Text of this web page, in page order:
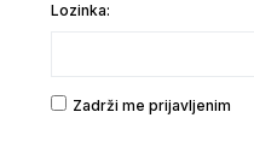
Lozinka:
Zadrži me prijavljenim